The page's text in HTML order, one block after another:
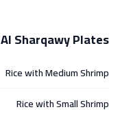
Al Sharqawy Plates
Rice with Medium Shrimp
Rice with Small Shrimp